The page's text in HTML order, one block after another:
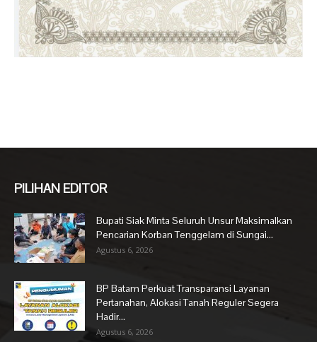
PILIHAN EDITOR
Bupati Siak Minta Seluruh Unsur Maksimalkan
Pencarian Korban Tenggelam di Sungai...
Agustus 6, 2026
BP Batam Perkuat Transparansi Layanan
Pertanahan, Alokasi Tanah Reguler Segera
Hadir...
Agustus 6, 2026